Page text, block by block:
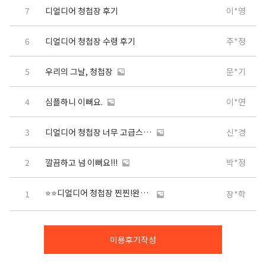
7 디얼디어 청첩장 후기 이*영
6 디얼디어 청첩장 수령 후기 주*정
5 우리의 그날, 청첩장 문*기
4 심플하니 이뻐요. 이*연
3 디얼디어 청첩장 너무 고급스럽고 이뻐요! 신*경
2 깔끔하고 넘 이뻐요!!! 박*정
1 ⭐️⭐️디얼디어 청첩장 찐찐!완전찐!후기⭐️⭐️ 장*학
이용후기작성